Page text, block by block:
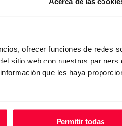
ofrecer funciones de redes
sitio web con nuestros partners
que les haya
Permitir todas
Seremos muy